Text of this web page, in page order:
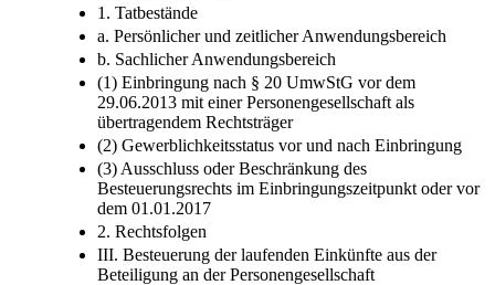
1. Tatbestände
a. Persönlicher und zeitlicher Anwendungsbereich
b. Sachlicher Anwendungsbereich
(1) Einbringung nach § 20 UmwStG vor dem
29.06.2013 mit einer Personengesellschaft als
übertragendem Rechtsträger
(2) Gewerblichkeitsstatus vor und nach Einbringung
(3) Ausschluss oder Beschränkung des
Besteuerungsrechts im Einbringungszeitpunkt oder vor
dem 01.01.2017
2. Rechtsfolgen
III. Besteuerung der laufenden Einkünfte aus der
Beteiligung an der Personengesellschaft